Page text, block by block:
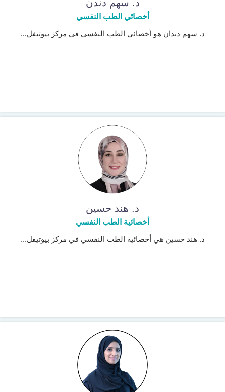
د. سهم دندن
أخصائي الطب النفسي
د. سهم دندان هو أخصائي الطب النفسي في مركز بيوتيفل...
د. هند حسين
أخصائية الطب النفسي
د. هند حسين هي أخصائية الطب النفسي في مركز بيوتيفل...